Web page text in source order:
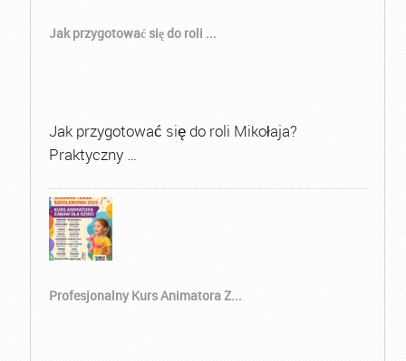
Jak przygotować się do roli ...
Jak przygotować się do roli Mikołaja?
Praktyczny …
Profesjonalny Kurs Animatora Z...